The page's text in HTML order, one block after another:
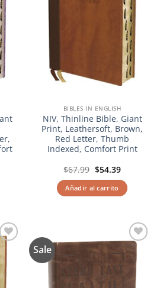
BIBLES IN ENGLISH
NIV, Thinline Bible, Giant
Print, Leathersoft, Brown,
Red Letter, Thumb
Indexed, Comfort Print
$67.99 El
original
era:
$67.99.
$54.39El
actual
es:
$54.39.
Añadir al carrito
a la
de
Sale
a la
lista de
deseos